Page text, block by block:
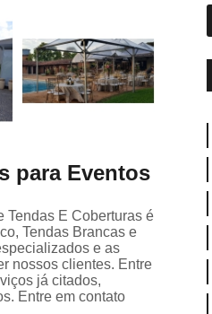
para Eventos
Tendas E Coberturas é
Tendas Brancas e
e as
nossos clientes. Entre
já citados,
Entre em contato